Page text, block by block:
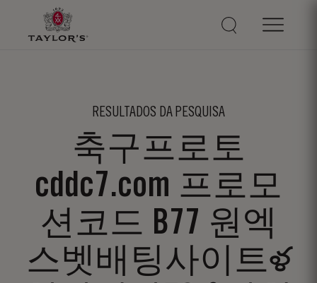
RESULTADOS DA PESQUISA
축구프로토
cddc7.com 프로모
션코드 B77 원엑
스벳배팅사이트ళ